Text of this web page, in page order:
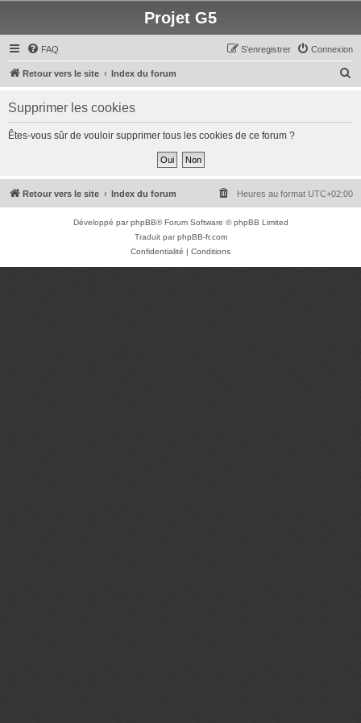
Projet G5
FAQ Connexion
S’enregistrer
Retour vers le site Index du forum
h
Supprimer les cookies
Êtes-vous sûr de vouloir supprimer tous les cookies de ce forum ?
Retour vers le site Index du forum Heures au format UTC+02:00
Développé parphpBB® Forum Software © phpBB Limited
Traduit parphpBB-fr.com
Confidentialité | Conditions